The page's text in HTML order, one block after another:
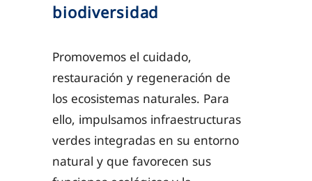
biodiversidad
Promovemos el cuidado,
restauración y regeneración de
los ecosistemas naturales. Para
ello, impulsamos infraestructuras
verdes integradas en su entorno
natural y que favorecen sus